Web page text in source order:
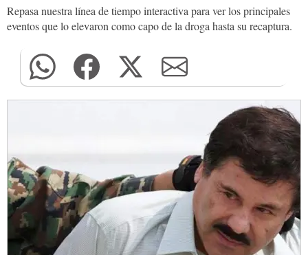
Repasa nuestra línea de tiempo interactiva para ver los principales
eventos que lo elevaron como capo de la droga hasta su recaptura.